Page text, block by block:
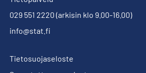
029 551 2220 (arkisin klo 9.00-16.00)
info@stat.fi
Tietosuojaseloste